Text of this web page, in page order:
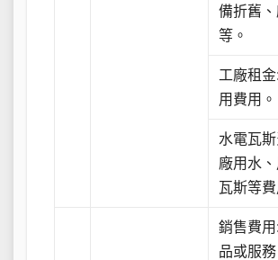
備折舊
等。
工廠租
用費用。
水電瓦
廠用水
瓦斯等費
銷售費
品或服